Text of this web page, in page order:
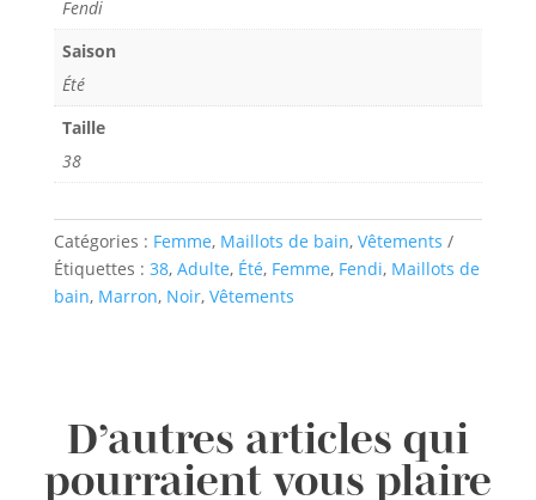
Fendi
Saison
Été
Taille
38
Catégories : Femme, Maillots de bain, Vêtements
Étiquettes : 38, Adulte, Été, Femme, Fendi, Maillots de
bain, Marron, Noir, Vêtements
D’autres articles qui
pourraient vous plaire